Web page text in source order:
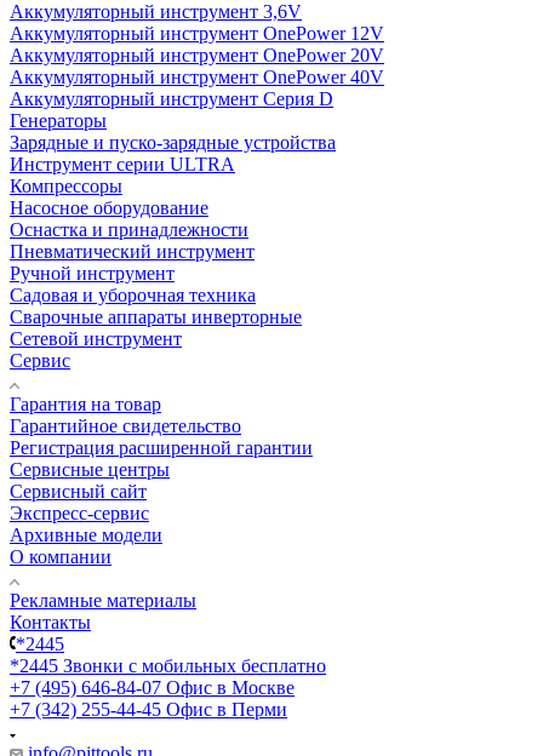
Аккумуляторный инструмент 3,6V
Аккумуляторный инструмент OnePower 12V
Аккумуляторный инструмент OnePower 20V
Аккумуляторный инструмент OnePower 40V
Аккумуляторный инструмент Серия D
Генераторы
Зарядные и пуско-зарядные устройства
Инструмент серии ULTRA
Компрессоры
Насосное оборудование
Оснастка и принадлежности
Пневматический инструмент
Ручной инструмент
Садовая и уборочная техника
Сварочные аппараты инверторные
Сетевой инструмент
Сервис
Гарантия на товар
Гарантийное свидетельство
Регистрация расширенной гарантии
Сервисные центры
Сервисный сайт
Экспресс-сервис
Архивные модели
О компании
Рекламные материалы
Контакты
*2445
*2445 Звонки с мобильных бесплатно
+7 (495) 646-84-07 Офис в Москве
+7 (342) 255-44-45 Офис в Перми